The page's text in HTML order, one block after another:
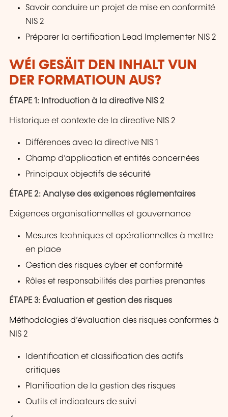
Savoir conduire un projet de mise en conformité
NIS 2
Préparer la certification Lead Implementer NIS 2
WÉI GESÄIT DEN INHALT VUN
DER FORMATIOUN AUS?
ÉTAPE 1: Introduction à la directive NIS 2
Historique et contexte de la directive NIS 2
Différences avec la directive NIS 1
Champ d’application et entités concernées
Principaux objectifs de sécurité
ÉTAPE 2: Analyse des exigences réglementaires
Exigences organisationnelles et gouvernance
Mesures techniques et opérationnelles à mettre
en place
Gestion des risques cyber et conformité
Rôles et responsabilités des parties prenantes
ÉTAPE 3: Évaluation et gestion des risques
Méthodologies d’évaluation des risques conformes à
NIS 2
Identification et classification des actifs
critiques
Planification de la gestion des risques
Outils et indicateurs de suivi